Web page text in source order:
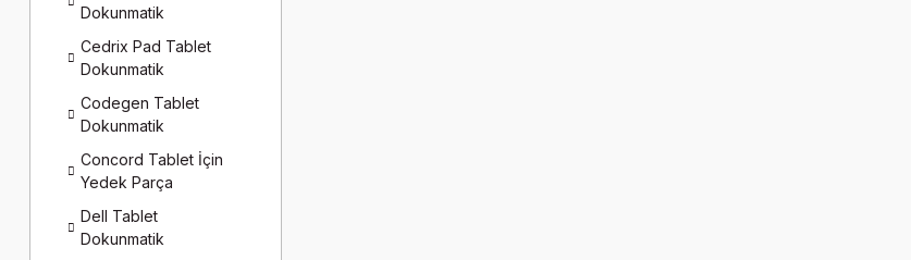
Dokunmatik
Cedrix Pad Tablet
Dokunmatik
Codegen Tablet
Dokunmatik
Concord Tablet İçin
Yedek Parça
Dell Tablet
Dokunmatik